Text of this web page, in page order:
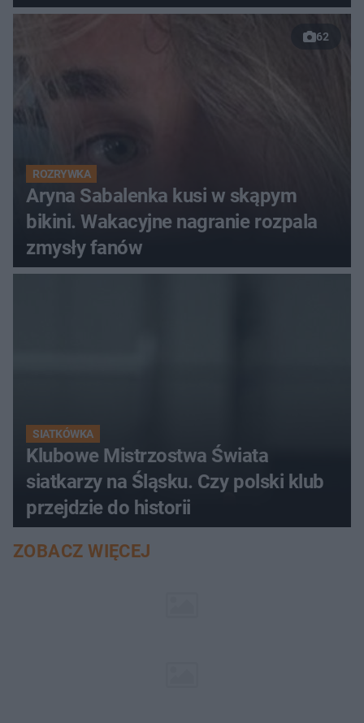
62
ROZRYWKA
Aryna Sabalenka kusi w skąpym
bikini. Wakacyjne nagranie rozpala
zmysły fanów
SIATKÓWKA
Klubowe Mistrzostwa Świata
siatkarzy na Śląsku. Czy polski klub
przejdzie do historii
ZOBACZ WIĘCEJ